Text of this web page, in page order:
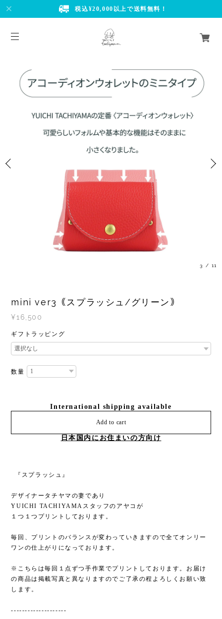
税込¥20,000以上で送料無料！
3 / 11
mini ver3｟スプラッシュ/グリーン｠
¥16,500
ギフトラッピング
数量
International shipping available
Add to cart
日本国内にお住まいの方向け
⁡ ⁡『スプラッシュ』
デザイナータチヤマの妻であり
YUICHI TACHIYAMAスタッフのアヤコが
１つ１つプリントしております。
毎回、プリントのバランスが変わっていきますので全てオンリー
ワンの仕上がりになっております。
※こちらは毎回１点ずつ手作業でプリントしております。お届け
の商品は掲載写真と異なりますのでご了承の程よろしくお願い致
します。
--------------------